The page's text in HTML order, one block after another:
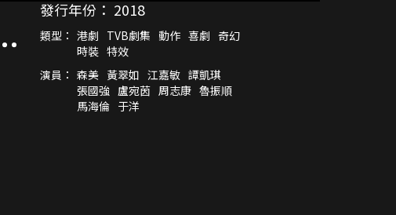
發行年份： 2018
類型： 港劇 TVB劇集 動作 喜劇 奇幻
時裝 特效
演員： 森美 黃翠如 江嘉敏 譚凱琪
張國強 盧宛茵 周志康 魯振順
馬海倫 于洋